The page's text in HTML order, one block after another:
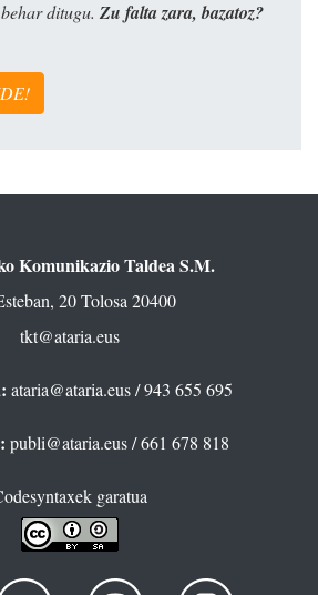
behar ditugu. Zu falta zara, bazatoz?
Komunikazio Taldea S.M.
20 Tolosa 20400
tkt@ataria.eus
ataria@ataria.eus/ 943 655 695
publi@ataria.eus/ 661 678 818
garatua